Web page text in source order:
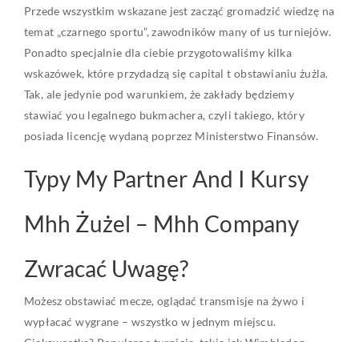
Przede wszystkim wskazane jest zacząć gromadzić wiedzę na
temat „czarnego sportu”, zawodników many of us turniejów.
Ponadto specjalnie dla ciebie przygotowaliśmy kilka
wskazówek, które przydadzą się capital t obstawianiu żużla.
Tak, ale jedynie pod warunkiem, że zakłady będziemy
stawiać you legalnego bukmachera, czyli takiego, który
posiada licencję wydaną poprzez Ministerstwo Finansów.
Typy My Partner And I Kursy
Mhh Żużel – Mhh Company
Zwracać Uwagę?
Możesz obstawiać mecze, oglądać transmisje na żywo i
wypłacać wygrane – wszystko w jednym miejscu.